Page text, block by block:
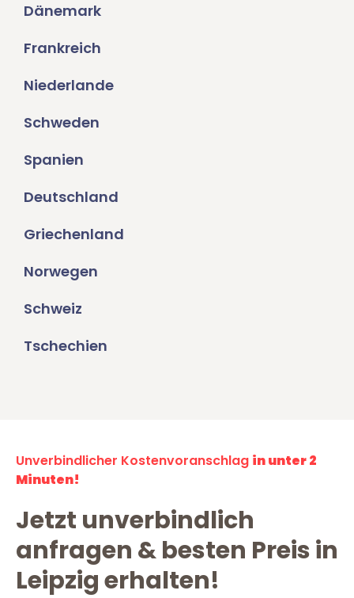
Dänemark
Frankreich
Niederlande
Schweden
Spanien
Deutschland
Griechenland
Norwegen
Schweiz
Tschechien
Unverbindlicher Kostenvoranschlag in unter 2
Minuten!
Jetzt unverbindlich
anfragen & besten Preis in
Leipzig erhalten!